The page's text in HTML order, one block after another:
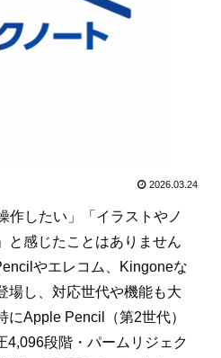
2026.03.24
作したい」「イラストやノ
と感じたことはありません
やエレコム、Kingoneな
場し、対応世代や機能も大
にApple Pencil（第2世代）
4,096段階・パームリジェク